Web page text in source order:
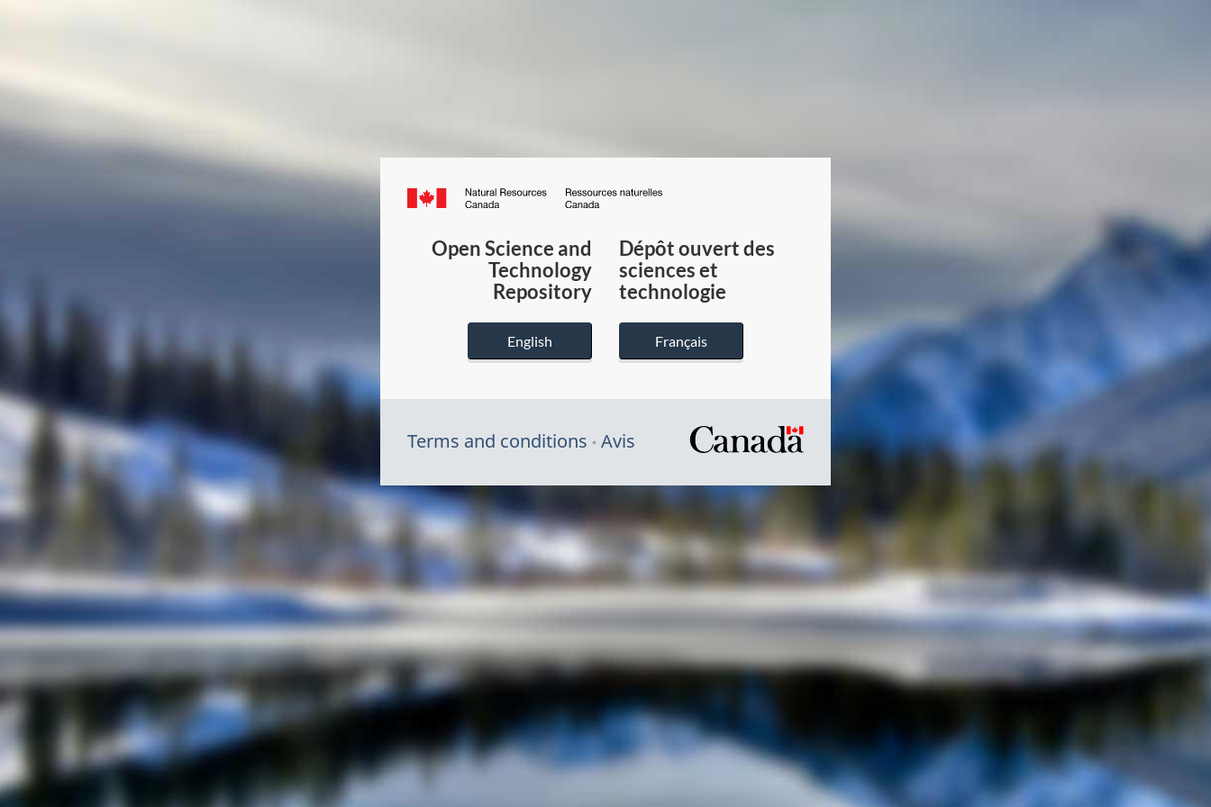
Canada.ca
du
Canada
Open Science and
Technology
Repository
English
Dépôt ouvert des
sciences et
technologie
Français
Terms and conditions Avis
/
gouvernement
du
Canada